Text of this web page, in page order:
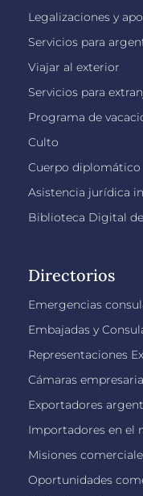
Legalizaciones y
Servicios para
Viajar al exterior
Servicios para
Programa de
Culto
Cuerpo diplomático
Asistencia jurídica
Biblioteca Digital
Directorios
Emergencias
Embajadas y
Representaciones
Cámaras
Exportadores
Importadores en el
Misiones
Oportunidades